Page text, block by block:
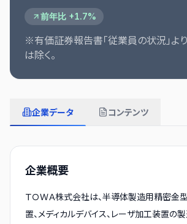
前年比 +1.7%
※有価証券報告書「従業員の状況」よ
は除く。
企業データ コンテンツ
企業概要
ＴＯＷＡ株式会社は、半導体製造用精密金
置、メディカルデバイス、レーザ加工装置の